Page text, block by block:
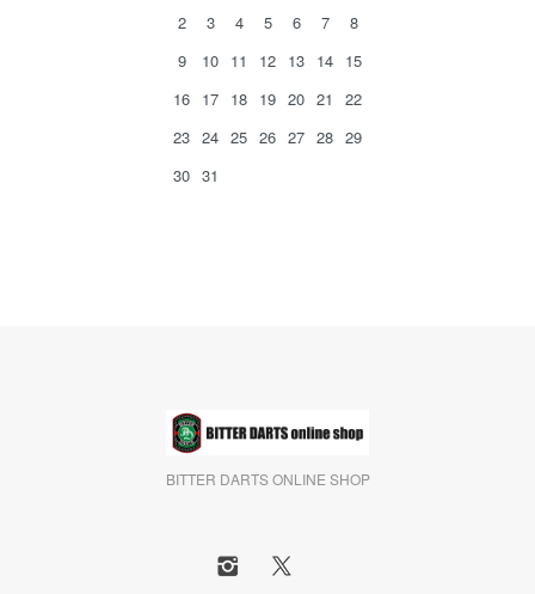
2
3 4 5 6 7
8
9
10 11 12 13 14 15
16 17 18 19 20 21
22
23 24 25 26 27 28 29
30 31
BITTER DARTS ONLINE SHOP